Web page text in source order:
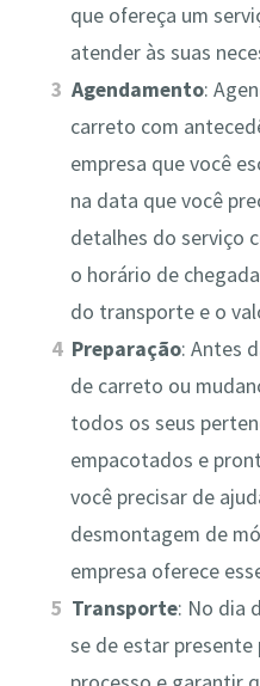
que ofereça um
atender às suas
Agendamento:
carreto com
empresa que você
na data que você
detalhes do serviço
o horário de
do transporte e o
Preparação: Antes
de carreto ou
todos os seus
empacotados e
você precisar de
desmontagem de
empresa oferece
Transporte: No dia
se de estar presente